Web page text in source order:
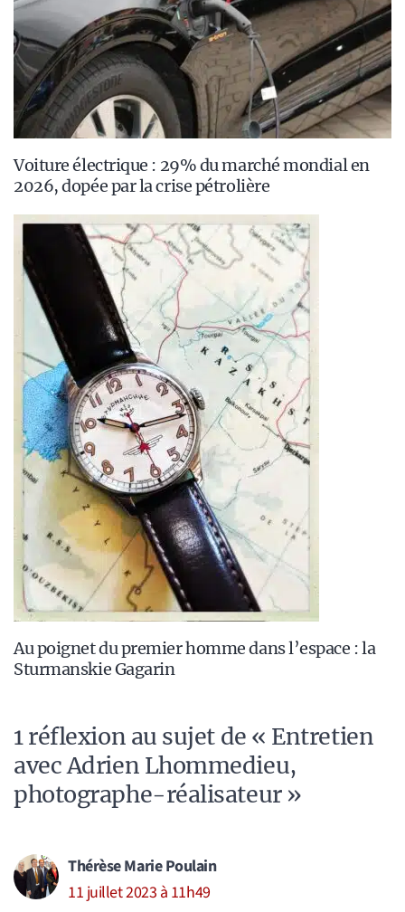
Voiture électrique : 29% du marché mondial en
2026, dopée par la crise pétrolière
Au poignet du premier homme dans l’espace : la
Sturmanskie Gagarin
1 réflexion au sujet de « Entretien
avec Adrien Lhommedieu,
photographe-réalisateur »
Thérèse Marie Poulain
11 juillet 2023 à 11h49